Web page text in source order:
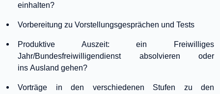
einhalten?
Vorbereitung zu Vorstellungsgesprächen und Tests
Produktive Auszeit: ein Freiwilliges
Jahr/Bundesfreiwilligendienst absolvieren oder
ins Ausland gehen?
Vorträge in den verschiedenen Stufen zu den